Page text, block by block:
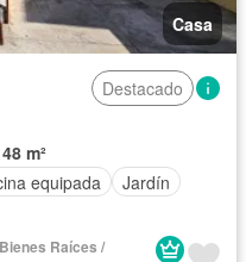
Casa
Destacado
m²
equipada
Jardín
Raíces /